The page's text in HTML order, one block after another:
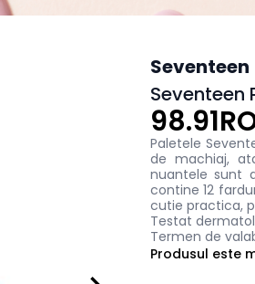
Seventeen
Seventeen
Paletele
de machiaj,
nuantele sunt
contine 12
cutie practica,
Testat
Termen de
Produsul este